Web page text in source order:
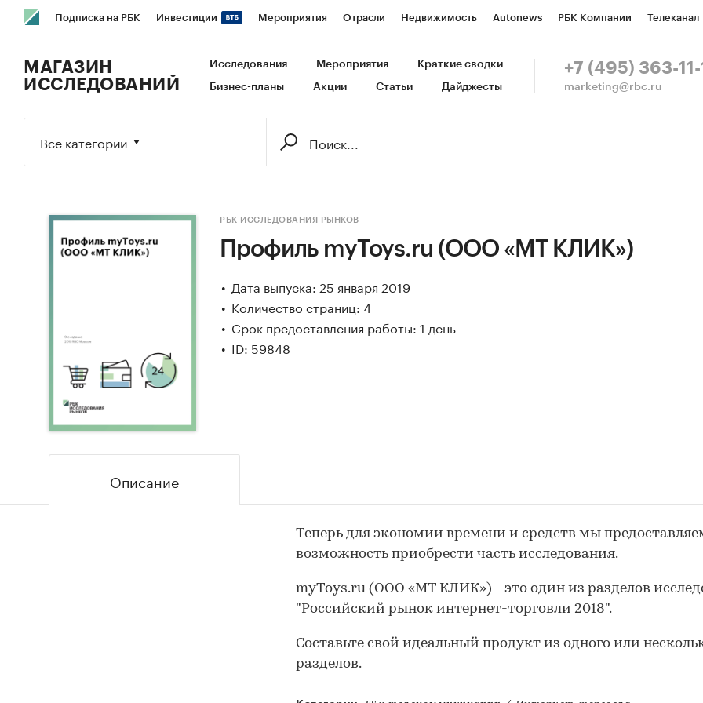
Подписка на РБК Инвестиции Мероприятия Отрасли Недвижимость Autonews РБК Компании Телеканал
Исследования Кредитные рейтинги Франшизы Газета Спецпроекты СПб Конференции СПб Спецпроекты
МАГАЗИН
ИССЛЕДОВАНИЙ
Исследования Мероприятия Краткие сводки
Бизнес-планы Акции Статьи Дайджесты
+7 (495) 363-11-
marketing@rbc.ru
Все категории
РБК ИССЛЕДОВАНИЯ РЫНКОВ
Профиль myToys.ru (ООО «МТ КЛИК»)
Дата выпуска: 25 января 2019
Количество страниц: 4
Срок предоставления работы: 1 день
ID: 59848
Описание
Теперь для экономии времени и средств мы
возможность приобрести часть исследования.
myToys.ru (ООО «МТ КЛИК») - это один из разделов
"Российский рынок интернет-торговли 2018".
Составьте свой идеальный продукт из одного или
разделов.